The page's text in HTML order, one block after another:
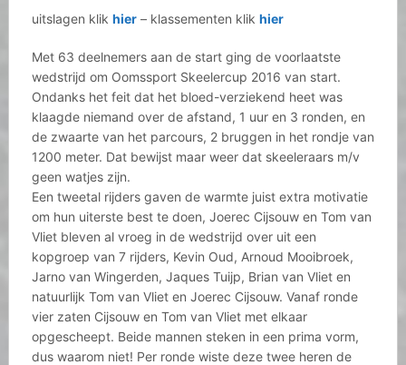
uitslagen klik hier– klassementen klik hier
Met 63 deelnemers aan de start ging de voorlaatste
wedstrijd om Oomssport Skeelercup 2016 van start.
Ondanks het feit dat het bloed-verziekend heet was
klaagde niemand over de afstand, 1 uur en 3 ronden, en
de zwaarte van het parcours, 2 bruggen in het rondje van
1200 meter. Dat bewijst maar weer dat skeeleraars m/v
geen watjes zijn.
Een tweetal rijders gaven de warmte juist extra motivatie
om hun uiterste best te doen, Joerec Cijsouw en Tom van
Vliet bleven al vroeg in de wedstrijd over uit een
kopgroep van 7 rijders, Kevin Oud, Arnoud Mooibroek,
Jarno van Wingerden, Jaques Tuijp, Brian van Vliet en
natuurlijk Tom van Vliet en Joerec Cijsouw. Vanaf ronde
vier zaten Cijsouw en Tom van Vliet met elkaar
opgescheept. Beide mannen steken in een prima vorm,
dus waarom niet! Per ronde wiste deze twee heren de